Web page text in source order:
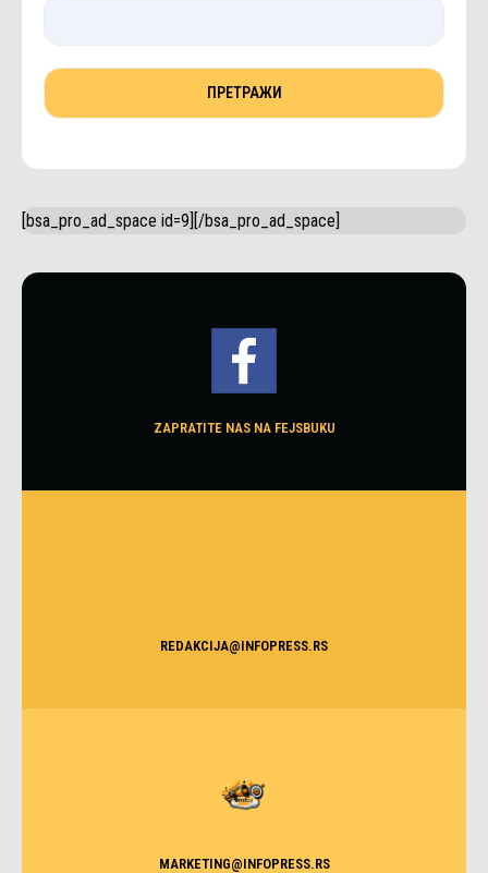
[bsa_pro_ad_space id=9][/bsa_pro_ad_space]
ZAPRATITE NAS NA FEJSBUKU
REDAKCIJA@INFOPRESS.RS
MARKETING@INFOPRESS.RS